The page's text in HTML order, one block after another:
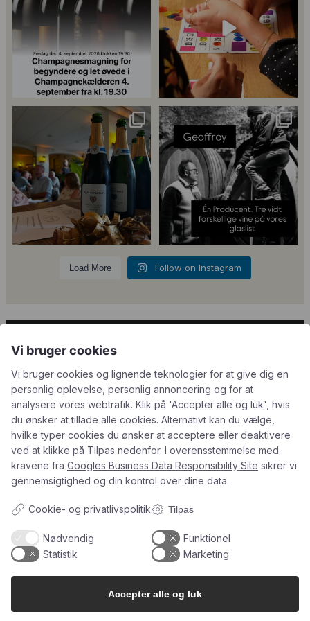
25
0
5 0
Tusind tak til
@minglr_netvaerk_for_singler for
23 0
René Geoffroy er en af
Champagnes ældste...
21 1
Load More Follow on Instagram
Kundeservice
Du kan kontakte os her:
info@champagnekaelderen.dk
Vi bestræber os på at svare inden for 24 timer på hverdage.
Information
Gavekort
Kontakt
Om Os
Blog
Handelsbetingelser
Fortryd køb / aftale
Butik & Bar
Champagnekælderen
Nørre Søgade 21, 1370 København
Bodega
Nyhavns Champagnebodega
Vi bruger cookies
Vi bruger cookies og lignende teknologier for at give dig en
personlig oplevelse, personlig annoncering og for at
analysere vores webtrafik. Klik på 'Accepter alle og luk', hvis
du ønsker at tillade alle cookies. Alternativt kan du vælge,
hvilke typer cookies du ønsker at acceptere eller deaktivere
ved at klikke på Tilpas nedenfor. I overensstemmelse med
kravene fra Googles Business Data Responsibility Site sikrer vi
gennemsigtighed og din kontrol over dine data.
Cookie- og privatlivspolitik Tilpas
Nødvendig
Funktionel
Statistik
Marketing
Accepter alle og luk
Ved at indsende formularen accepterer du at
modtage SMS og e-mails fra Champagnekælderen
ApS. Afmeld når som helst ved at svare STOP eller
unsubscribe.
Se voresPrivatlivspolitikogHandelsbetingelser.
Tilmeld